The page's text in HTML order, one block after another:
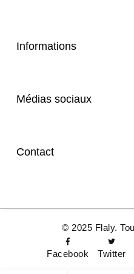
Informations
Médias sociaux
Instagram
Contact
59 Rue de Ponthieu,
75008 Paris
FRANCE
© 2025 Flaly.
Facebook Twitter